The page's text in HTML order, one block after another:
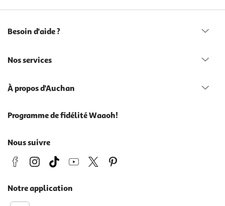
Besoin d'aide ?
Nos services
À propos d'Auchan
Programme de fidélité Waaoh!
Nous suivre
Notre application